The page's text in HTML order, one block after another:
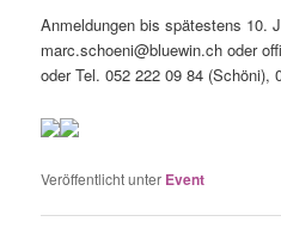
Anmeldungen bis spätestens 10.
marc.schoeni@bluewin.ch oder
oder Tel. 052 222 09 84 (Schöni),
Veröffentlicht unter Event